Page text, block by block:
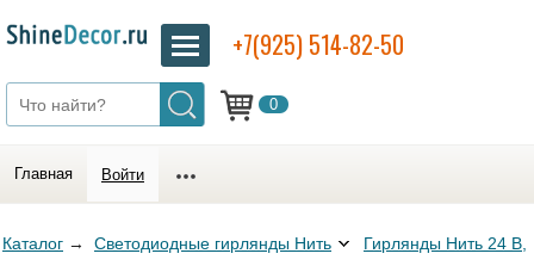
0
+7(925) 514-82-50
Главная Войти
Каталог → Светодиодные гирлянды Нить
Гирлянды Нить 24 В,